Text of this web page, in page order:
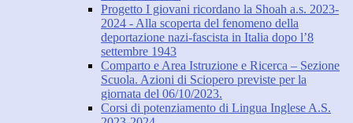
Progetto I giovani ricordano la Shoah a.s. 2023-
2024 - Alla scoperta del fenomeno della
deportazione nazi-fascista in Italia dopo l’8
settembre 1943
Comparto e Area Istruzione e Ricerca – Sezione
Scuola. Azioni di Sciopero previste per la
giornata del 06/10/2023.
Corsi di potenziamento di Lingua Inglese A.S.